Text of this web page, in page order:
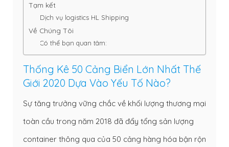
Tạm kết
Dịch vụ logistics HL Shipping
Về Chúng Tôi
Có thể bạn quan tâm:
Thống Kê 50 Cảng Biển Lớn Nhất Thế
Giới 2020 Dựa Vào Yếu Tố Nào?
Sự tăng trưởng vững chắc về khối lượng thương mại
toàn cầu trong năm 2018 đã đẩy tổng sản lượng
container thông qua của 50 cảng hàng hóa bận rộn